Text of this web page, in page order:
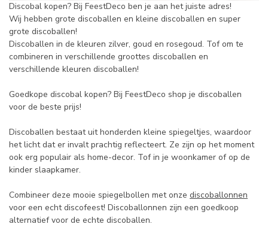
Discobal kopen? Bij FeestDeco ben je aan het juiste adres!
Wij hebben grote discoballen en kleine discoballen en super
grote discoballen!
Discoballen in de kleuren zilver, goud en rosegoud. Tof om te
combineren in verschillende groottes discoballen en
verschillende kleuren discoballen!
Goedkope discobal kopen? Bij FeestDeco shop je discoballen
voor de beste prijs!
Discoballen bestaat uit honderden kleine spiegeltjes, waardoor
het licht dat er invalt prachtig reflecteert. Ze zijn op het moment
ook erg populair als home-decor. Tof in je woonkamer of op de
kinder slaapkamer.
Combineer deze mooie spiegelbollen met onze discoballonnen
voor een echt discofeest! Discoballonnen zijn een goedkoop
alternatief voor de echte discoballen.